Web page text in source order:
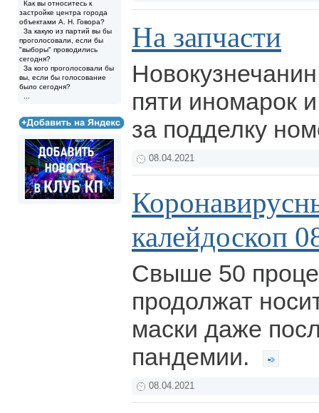
Как вы относитесь к
застройке центра города
объектами А. Н. Говора?
За какую из партий вы бы
проголосовали, если бы
"выборы" проводились
сегодня?
За кого проголосовали бы
вы, если бы голосование
было сегодня?
На запчасти
пяти иномарок
за подделку
08.04.2021
калейдоскоп
Свыше 50
продолжат
маски даже
пандемии.
08.04.2021